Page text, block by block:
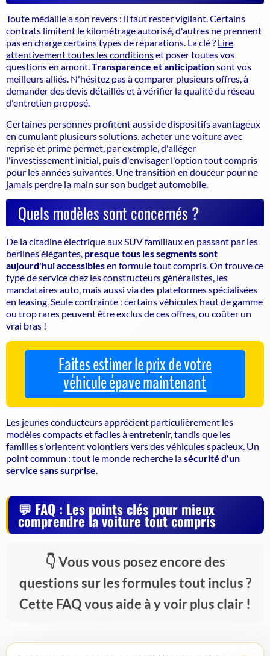
Toute médaille a son revers : il faut rester vigilant. Certains
contrats limitent le kilométrage autorisé, d'autres ne prennent
pas en charge certains types de réparations. La clé ? Lire
attentivement toutes les conditionset poser toutes vos
questions en amont. Transparence et anticipationsont vos
meilleurs alliés. N'hésitez pas à comparer plusieurs offres, à
demander des devis détaillés et à vérifier la qualité du réseau
d'entretien proposé.
Certaines personnes profitent aussi de dispositifs avantageux
en cumulant plusieurs solutions. acheter une voiture avec
reprise et prime permet, par exemple, d'alléger
l'investissement initial, puis d'envisager l'option tout compris
pour les années suivantes. Une transition en douceur pour ne
jamais perdre la main sur son budget automobile.
Quels modèles sont concernés ?
De la citadine électrique aux SUV familiaux en passant par les
berlines élégantes, presque tous les segments sont
aujourd'hui accessiblesen formule tout compris. On trouve ce
type de service chez les constructeurs généralistes, les
mandataires auto, mais aussi via des plateformes spécialisées
en leasing. Seule contrainte : certains véhicules haut de gamme
ou trop rares peuvent être exclus de ces offres, ou coûter un
vrai bras !
Faites estimer le prix de votre
véhicule épave maintenant
Les jeunes conducteurs apprécient particulièrement les
modèles compacts et faciles à entretenir, tandis que les
familles s'orientent volontiers vers des véhicules spacieux. Un
point commun : tout le monde recherche lasécurité d'un
service sans surprise
FAQ : Les points clés pour mieux
comprendre la voiture tout compris
Vous vous posez encore des
questions sur les formules tout inclus ?
Cette FAQ vous aide à y voir plus clair !